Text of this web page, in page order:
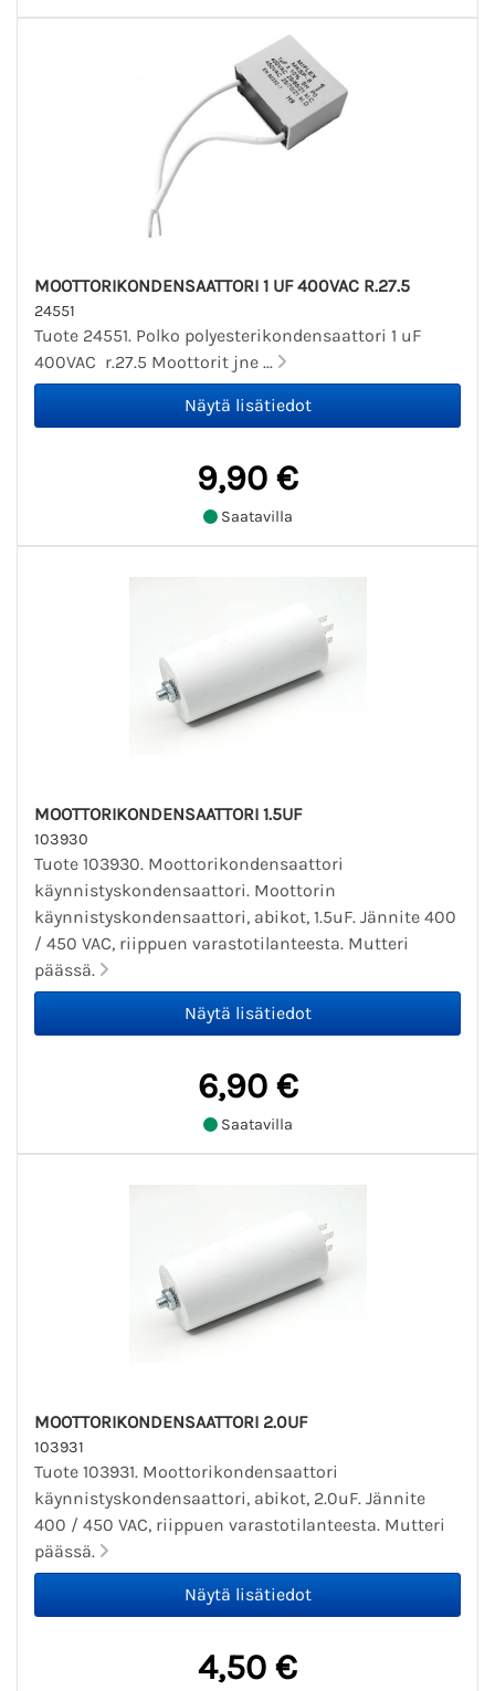
MOOTTORIKONDENSAATTORI 1 UF 400VAC R.27.5
24551
Tuote 24551. Polko polyesterikondensaattori 1 uF
400VAC r.27.5 Moottorit jne ...
9,90 €
Saatavilla
MOOTTORIKONDENSAATTORI 1.5UF
103930
Tuote 103930. Moottorikondensaattori
käynnistyskondensaattori. Moottorin
käynnistyskondensaattori, abikot, 1.5uF. Jännite 400
/ 450 VAC, riippuen varastotilanteesta. Mutteri
päässä.
6,90 €
Saatavilla
MOOTTORIKONDENSAATTORI 2.0UF
103931
Tuote 103931. Moottorikondensaattori
käynnistyskondensaattori, abikot, 2.0uF. Jännite
400 / 450 VAC, riippuen varastotilanteesta. Mutteri
päässä.
4,50 €